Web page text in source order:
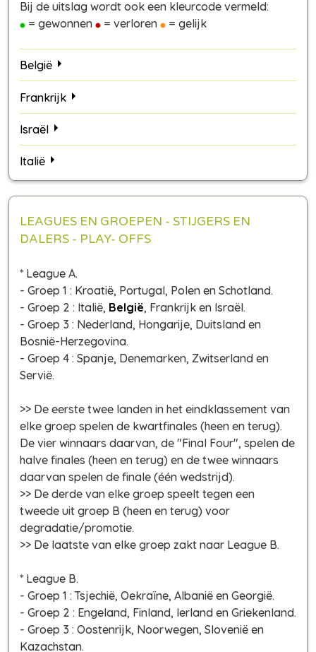
Bij de uitslag wordt ook een kleurcode vermeld:
= gewonnen
= verloren = gelijk
België
Frankrijk
Israël
Italië
LEAGUES EN GROEPEN - STIJGERS EN
DALERS - PLAY- OFFS
* League A.
- Groep 1 : Kroatië, Portugal, Polen en Schotland.
- Groep 2 : Italië, België, Frankrijk en Israël.
- Groep 3 : Nederland, Hongarije, Duitsland en
Bosnië-Herzegovina.
- Groep 4 : Spanje, Denemarken, Zwitserland en
Servië.
>> De eerste twee landen in het eindklassement van
elke groep spelen de kwartfinales (heen en terug).
De vier winnaars daarvan, de "Final Four", spelen de
halve finales (heen en terug) en de twee winnaars
daarvan spelen de finale (één wedstrijd).
>> De derde van elke groep speelt tegen een
tweede uit groep B (heen en terug) voor
degradatie/promotie.
>> De laatste van elke groep zakt naar League B.
* League B.
- Groep 1 : Tsjechië, Oekraïne, Albanië en Georgië.
- Groep 2 : Engeland, Finland, Ierland en Griekenland.
- Groep 3 : Oostenrijk, Noorwegen, Slovenië en
Kazachstan.